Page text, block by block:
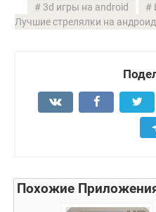
3d игры на android
Лучшие стрелялки на андроид
Похожие